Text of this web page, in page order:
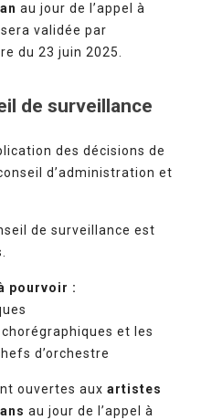
au jour de l’appel à
validée par
du 23 juin 2025.
de surveillance
des décisions de
d’administration et
de surveillance est
pourvoir :
et les
d’orchestre
ouvertes aux artistes
au jour de l’appel à